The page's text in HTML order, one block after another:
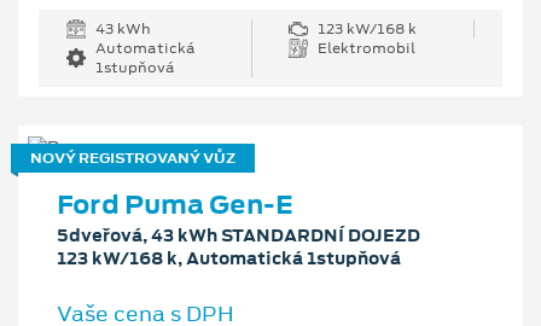
43 kWh
123 kW/168 k
Automatická
1stupňová
Elektromobil
NOVÝ REGISTROVANÝ VŮZ
Ford Puma Gen-E
5dveřová, 43 kWh STANDARDNÍ DOJEZD
123 kW/168 k, Automatická 1stupňová
Vaše cena s DPH